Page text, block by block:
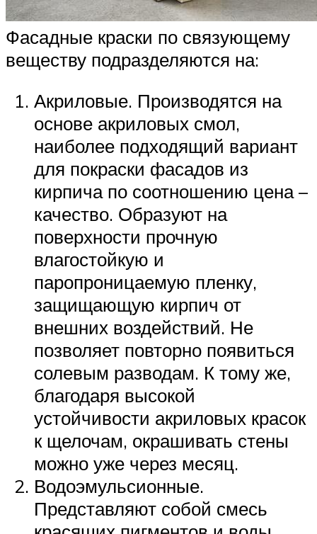
Фасадные краски по связующему
веществу подразделяются на:
Акриловые. Производятся на
основе акриловых смол,
наиболее подходящий вариант
для покраски фасадов из
кирпича по соотношению цена –
качество. Образуют на
поверхности прочную
влагостойкую и
паропроницаемую пленку,
защищающую кирпич от
внешних воздействий. Не
позволяет повторно появиться
солевым разводам. К тому же,
благодаря высокой
устойчивости акриловых красок
к щелочам, окрашивать стены
можно уже через месяц.
Водоэмульсионные.
Представляют собой смесь